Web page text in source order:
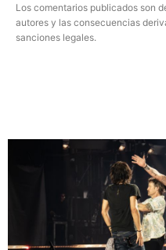
Los comentarios publicados son
autores y las consecuencias
sanciones legales.